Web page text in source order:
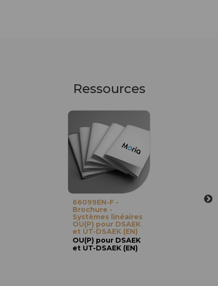
Ressources
66099EN-F -
Brochure -
Systèmes linéaires
OU(P) pour DSAEK
et UT-DSAEK (EN)
OU(P) pour DSAEK
et UT-DSAEK (EN)